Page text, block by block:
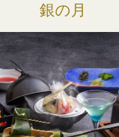
銀の月